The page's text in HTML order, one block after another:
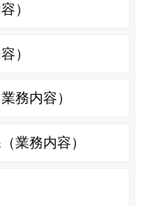
）
）
務内容）
業務内容）